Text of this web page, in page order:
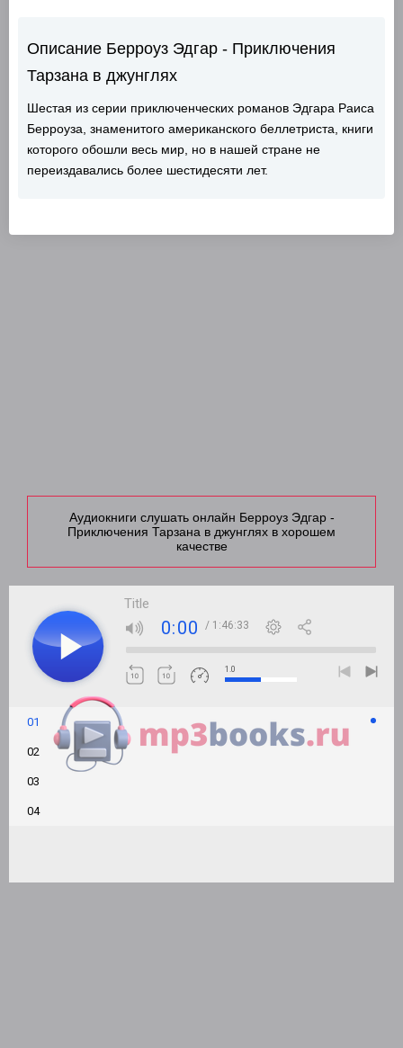
Описание Берроуз Эдгар - Приключения
Тарзана в джунглях
Шестая из серии приключенческих романов Эдгара Раиса
Берроуза, знаменитого американского беллетриста, книги
которого обошли весь мир, но в нашей стране не
переиздавались более шестидесяти лет.
Аудиокниги слушать онлайн Берроуз Эдгар -
Приключения Тарзана в джунглях в хорошем
качестве
Title
0:00 / 1:46:33
1.0
01
02
03
04